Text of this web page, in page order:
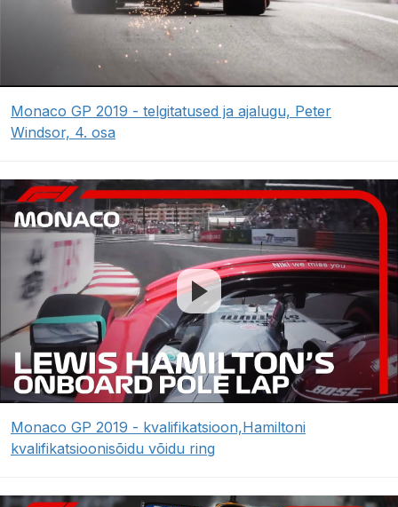
Monaco GP 2019 - telgitatused ja ajalugu, Peter
Windsor, 4. osa
Monaco GP 2019 - kvalifikatsioon,Hamiltoni
kvalifikatsioonisõidu võidu ring